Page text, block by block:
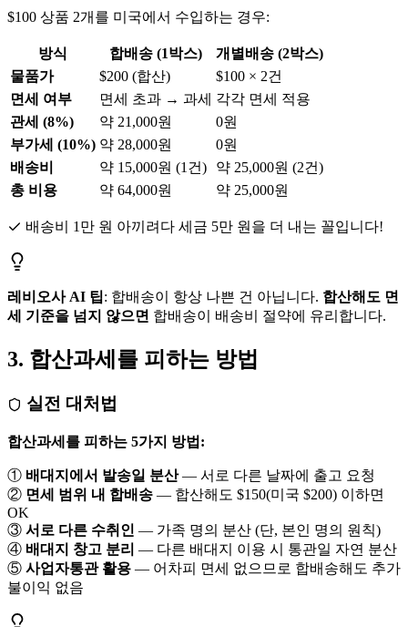
$100 상품 2개를 미국에서 수입하는 경우:
방식 합배송 (1박스)
개별배송 (2박스)
물품가
$200 (합산)
$100 × 2건
면세 여부
면세 초과 → 과세
각각 면세 적용
관세 (8%)
약 21,000원
0원
부가세 (10%) 약 28,000원
0원
배송비
약 15,000원 (1건)
약 25,000원 (2건)
총 비용
약 64,000원 약 25,000원
배송비 1만 원 아끼려다 세금 5만 원을 더 내는 꼴입니다!
레비오사 AI 팁: 합배송이 항상 나쁜 건 아닙니다. 합산해도 면
세 기준을 넘지 않으면 합배송이 배송비 절약에 유리합니다.
3. 합산과세를 피하는 방법
️ 실전 대처법
합산과세를 피하는 5가지 방법:
① 배대지에서 발송일 분산— 서로 다른 날짜에 출고 요청
② 면세 범위 내 합배송 — 합산해도 $150(미국 $200) 이하면
OK
③ 서로 다른 수취인 — 가족 명의 분산 (단, 본인 명의 원칙)
④ 배대지 창고 분리 — 다른 배대지 이용 시 통관일 자연 분산
⑤ 사업자통관 활용 — 어차피 면세 없으므로 합배송해도 추가
불이익 없음